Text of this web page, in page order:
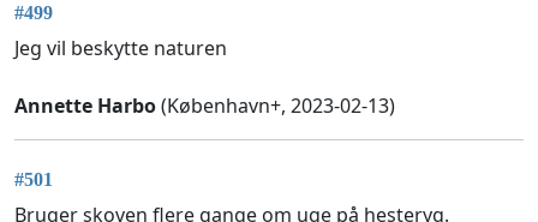
#499
Jeg vil beskytte naturen
Annette Harbo(København+, 2023-02-13)
#501
Bruger skoven flere gange om uge på hesteryg.